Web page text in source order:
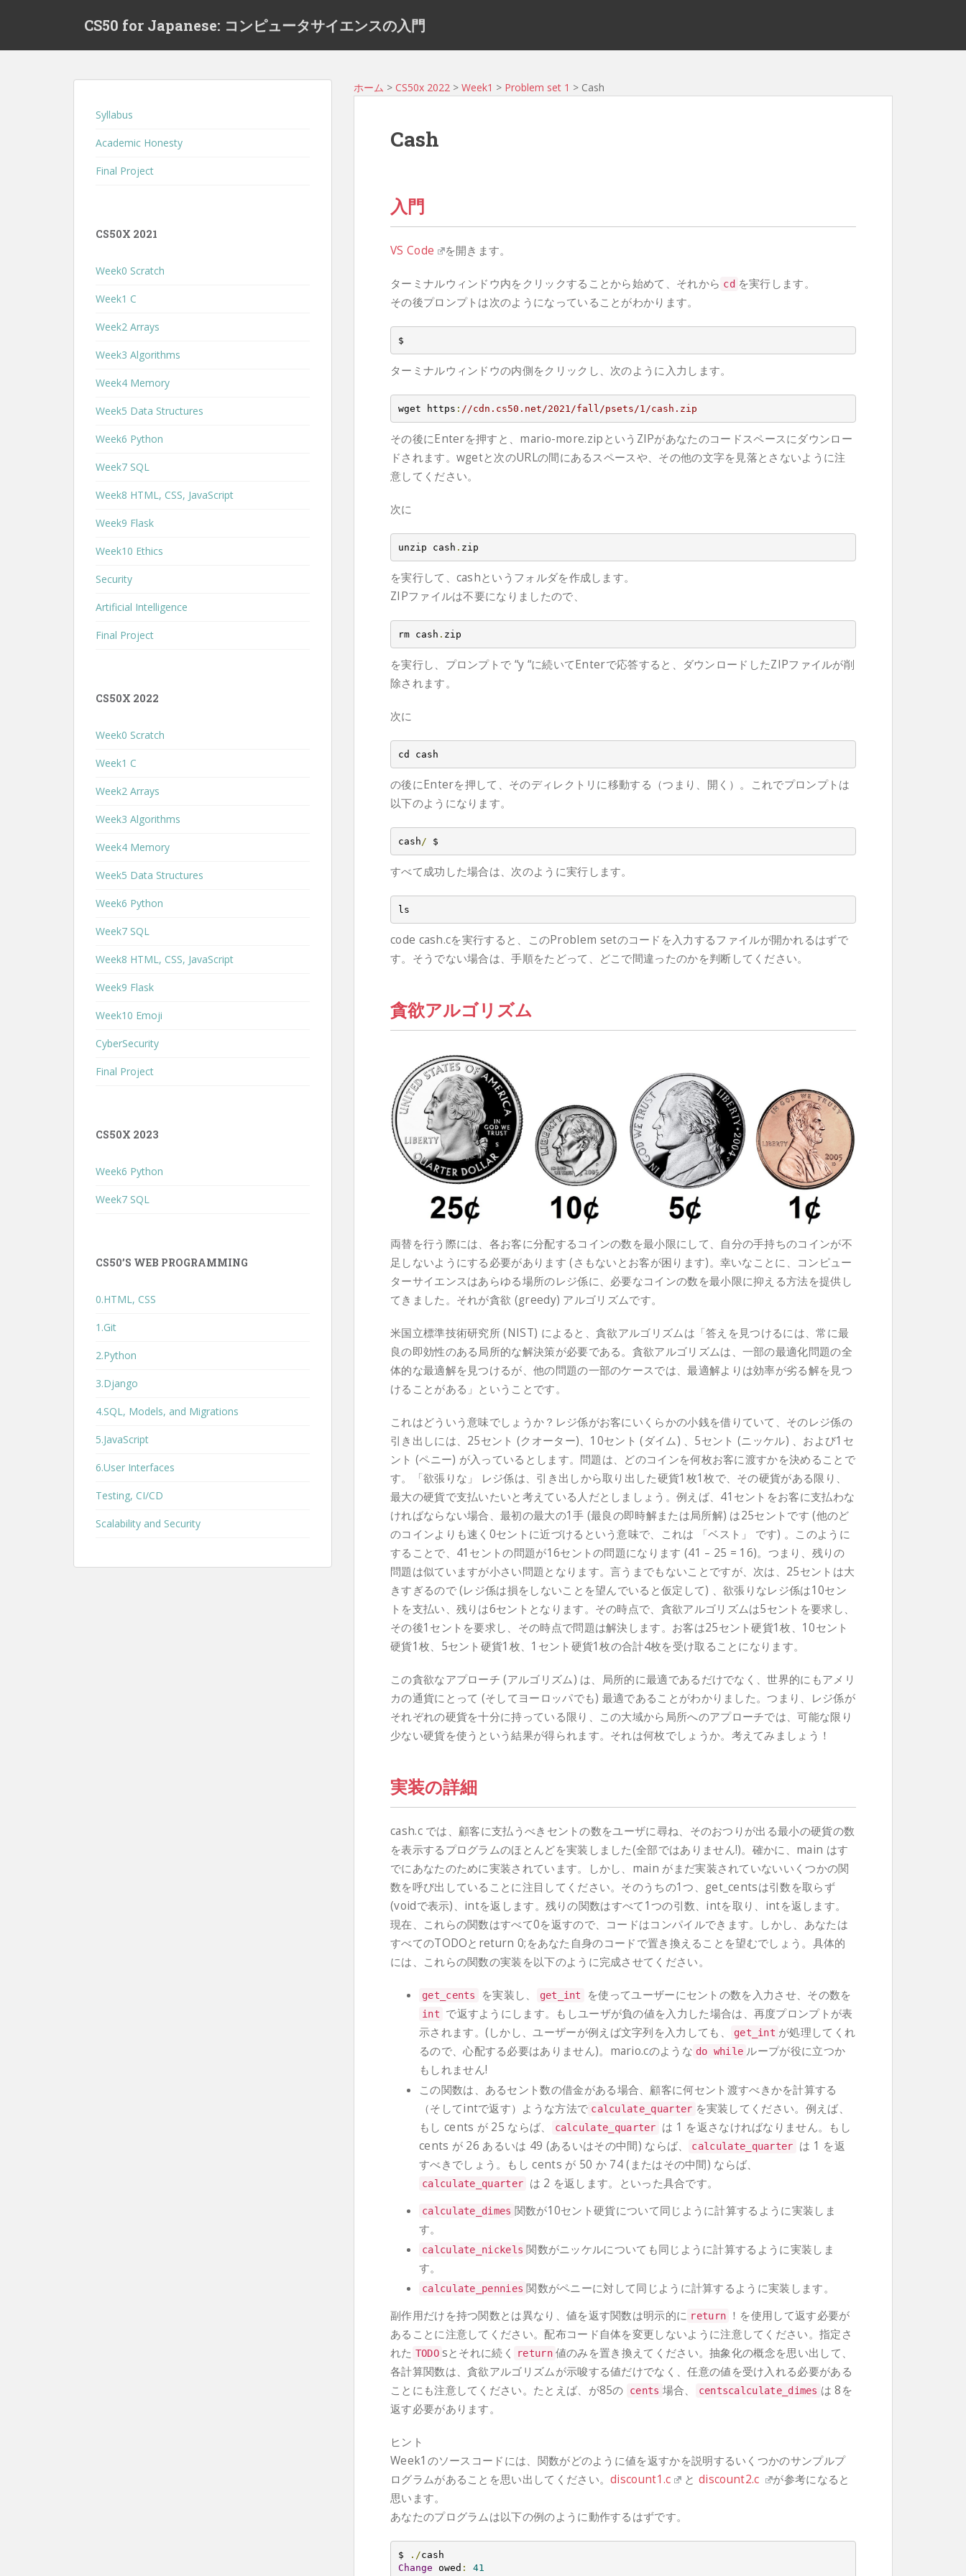
CS50 for Japanese: コンピュータサイエンスの入門
ホーム > CS50x 2022 > Week1 > Problem set 1 > Cash
Cash
入門
VS Code を開きます。
ターミナルウィンドウ内をクリックすることから始めて、それから cd を実行します。
その後プロンプトは次のようになっていることがわかります。
$
ターミナルウィンドウの内側をクリックし、次のように入力します。
wget https : //cdn.cs50.net/2021/fall/psets/1/cash.zip
その後にEnterを押すと、mario-more.zipというZIPがあなたのコードスペースにダウンロー
ドされます。wgetと次のURLの間にあるスペースや、その他の文字を見落とさないように注
意してください。
次に
unzip cash . zip
を実行して、cashというフォルダを作成します。
ZIPファイルは不要になりましたので、
rm cash . zip
を実行し、プロンプトで “y “に続いてEnterで応答すると、ダウンロードしたZIPファイルが削
除されます。
次に
cd cash
の後にEnterを押して、そのディレクトリに移動する（つまり、開く）。これでプロンプトは
以下のようになります。
cash / $
すべて成功した場合は、次のように実行します。
ls
code cash.cを実行すると、このProblem setのコードを入力するファイルが開かれるはずで
す。そうでない場合は、手順をたどって、どこで間違ったのかを判断してください。
貪欲アルゴリズム
両替を行う際には、各お客に分配するコインの数を最小限にして、自分の手持ちのコインが不
足しないようにする必要があります (さもないとお客が困ります)。幸いなことに、コンピュー
ターサイエンスはあらゆる場所のレジ係に、必要なコインの数を最小限に抑える方法を提供し
てきました。それが貪欲 (greedy) アルゴリズムです。
米国立標準技術研究所 (NIST) によると、貪欲アルゴリズムは「答えを見つけるには、常に最
良の即効性のある局所的な解決策が必要である。貪欲アルゴリズムは、一部の最適化問題の全
体的な最適解を見つけるが、他の問題の一部のケースでは、最適解よりは効率が劣る解を見つ
けることがある」ということです。
これはどういう意味でしょうか？レジ係がお客にいくらかの小銭を借りていて、そのレジ係の
引き出しには、25セント (クオーター)、10セント (ダイム) 、5セント (ニッケル) 、および1セ
ント (ペニー) が入っているとします。問題は、どのコインを何枚お客に渡すかを決めることで
す。「欲張りな」 レジ係は、引き出しから取り出した硬貨1枚1枚で、その硬貨がある限り、
最大の硬貨で支払いたいと考えている人だとしましょう。例えば、41セントをお客に支払わな
ければならない場合、最初の最大の1手 (最良の即時解または局所解) は25セントです (他のど
のコインよりも速く0セントに近づけるという意味で、これは 「ベスト」 です) 。このように
することで、41セントの問題が16セントの問題になります (41 – 25 = 16)。つまり、残りの
問題は似ていますが小さい問題となります。言うまでもないことですが、次は、25セントは大
きすぎるので (レジ係は損をしないことを望んでいると仮定して) 、欲張りなレジ係は10セン
トを支払い、残りは6セントとなります。その時点で、貪欲アルゴリズムは5セントを要求し、
その後1セントを要求し、その時点で問題は解決します。お客は25セント硬貨1枚、10セント
硬貨1枚、5セント硬貨1枚、1セント硬貨1枚の合計4枚を受け取ることになります。
この貪欲なアプローチ (アルゴリズム) は、局所的に最適であるだけでなく、世界的にもアメリ
カの通貨にとって (そしてヨーロッパでも) 最適であることがわかりました。つまり、レジ係が
それぞれの硬貨を十分に持っている限り、この大域から局所へのアプローチでは、可能な限り
少ない硬貨を使うという結果が得られます。それは何枚でしょうか。考えてみましょう！
実装の詳細
cash.c では、顧客に支払うべきセントの数をユーザに尋ね、そのおつりが出る最小の硬貨の数
を表示するプログラムのほとんどを実装しました(全部ではありません!)。確かに、main はす
でにあなたのために実装されています。しかし、main がまだ実装されていないいくつかの関
数を呼び出していることに注目してください。そのうちの1つ、get_centsは引数を取らず
(voidで表示)、intを返します。残りの関数はすべて1つの引数、intを取り、intを返します。
現在、これらの関数はすべて0を返すので、コードはコンパイルできます。しかし、あなたは
すべてのTODOとreturn 0;をあなた自身のコードで置き換えることを望むでしょう。具体的
には、これらの関数の実装を以下のように完成させてください。
get_cents を実装し、 get_int を使ってユーザーにセントの数を入力させ、その数を
int
で返すようにします。もしユーザが負の値を入力した場合は、再度プロンプトが表
示されます。(しかし、ユーザーが例えば文字列を入力しても、
get_int が処理してくれ
るので、心配する必要はありません)。mario.cのような do while ループが役に立つか
もしれません!
この関数は、あるセント数の借金がある場合、顧客に何セント渡すべきかを計算する
（そしてintで返す）ような方法で calculate_quarter を実装してください。例えば、
もし cents が 25 ならば、
calculate_quarter
は 1 を返さなければなりません。もし
cents が 26 あるいは 49 (あるいはその中間) ならば、
calculate_quarter
は 1 を返
すべきでしょう。もし cents が 50 か 74 (またはその中間) ならば、
calculate_quarter は 2 を返します。といった具合です。
calculate_dimes 関数が10セント硬貨について同じように計算するように実装しま
す。
calculate_nickels 関数がニッケルについても同じように計算するように実装しま
す。
calculate_pennies 関数がペニーに対して同じように計算するように実装します。
副作用だけを持つ関数とは異なり、値を返す関数は明示的に return
！を使用して返す必要が
あることに注意してください。配布コード自体を変更しないように注意してください。指定さ
れた TODO sとそれに続く return 値のみを置き換えてください。抽象化の概念を思い出して、
各計算関数は、貪欲アルゴリズムが示唆する値だけでなく、任意の値を受け入れる必要がある
ことにも注意してください。たとえば、が85の
cents 場合、 centscalculate_dimes は 8を
返す必要があります。
ヒント
Week1のソースコードには、関数がどのように値を返すかを説明するいくつかのサンプルプ
ログラムがあることを思い出してください。discount1.c とdiscount2.c
が参考になると
思います。
あなたのプログラムは以下の例のように動作するはずです。
$ ./
Change owed :
41
Syllabus
Academic Honesty
Final Project
CS50X 2021
Week0 Scratch
Week1 C
Week2 Arrays
Week3 Algorithms
Week4 Memory
Week5 Data Structures
Week6 Python
Week7 SQL
Week8 HTML, CSS, JavaScript
Week9 Flask
Week10 Ethics
Security
Artificial Intelligence
Final Project
CS50X 2022
Week0 Scratch
Week1 C
Week2 Arrays
Week3 Algorithms
Week4 Memory
Week5 Data Structures
Week6 Python
Week7 SQL
Week8 HTML, CSS, JavaScript
Week9 Flask
Week10 Emoji
CyberSecurity
Final Project
CS50X 2023
Week6 Python
Week7 SQL
CS50’S WEB PROGRAMMING
0.HTML, CSS
1.Git
2.Python
3.Django
4.SQL, Models, and Migrations
5.JavaScript
6.User Interfaces
Testing, CI/CD
Scalability and Security